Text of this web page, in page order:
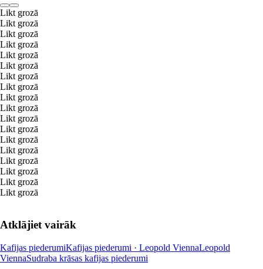
Likt grozā
Likt grozā
Likt grozā
Likt grozā
Likt grozā
Likt grozā
Likt grozā
Likt grozā
Likt grozā
Likt grozā
Likt grozā
Likt grozā
Likt grozā
Likt grozā
Likt grozā
Likt grozā
Likt grozā
Likt grozā
Atklājiet vairāk
Kafijas piederumiKafijas piederumi · Leopold ViennaLeopold
ViennaSudraba krāsas kafijas piederumi